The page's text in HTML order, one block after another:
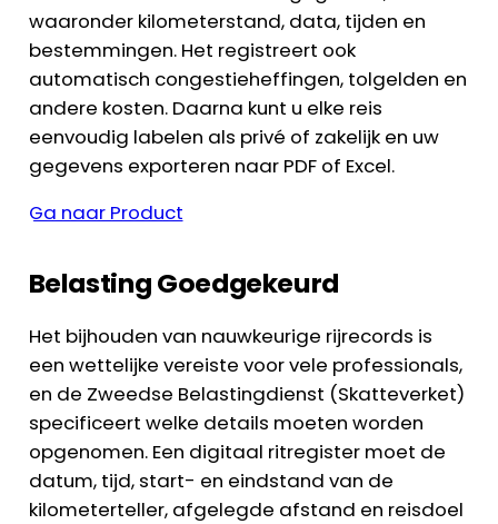
waaronder kilometerstand, data, tijden en
bestemmingen. Het registreert ook
automatisch congestieheffingen, tolgelden en
andere kosten. Daarna kunt u elke reis
eenvoudig labelen als privé of zakelijk en uw
gegevens exporteren naar PDF of Excel.
Ga naar Product
Belasting Goedgekeurd
Het bijhouden van nauwkeurige rijrecords is
een wettelijke vereiste voor vele professionals,
en de Zweedse Belastingdienst (Skatteverket)
specificeert welke details moeten worden
opgenomen. Een digitaal ritregister moet de
datum, tijd, start- en eindstand van de
kilometerteller, afgelegde afstand en reisdoel